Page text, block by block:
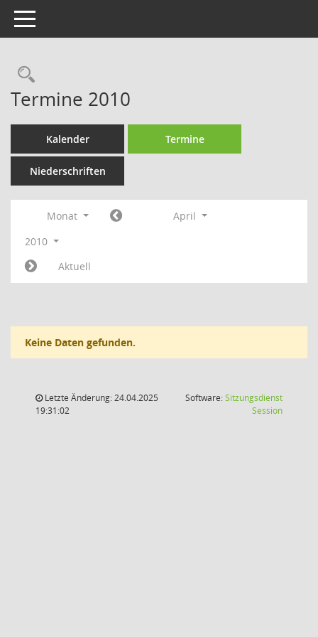
Toggle navigation
Rechercheauswahl
Termine 2010
Kalender Termine
Niederschriften
Monat
April
2010
Aktuell
Keine Daten gefunden.
Letzte Änderung: 24.04.2025
19:31:02
Software:Sitzungsdienst
Session(Wird in